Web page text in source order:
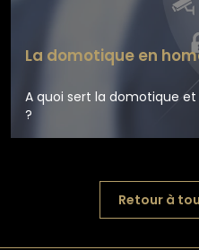
La domotique en
A quoi sert la domotique
?
Retour à